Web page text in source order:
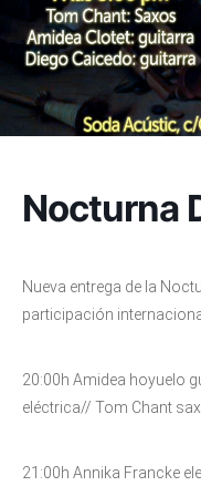
Nocturna
Nueva entrega de la
participación
20:00h Amidea hoyuelo
eléctrica// Tom Chant
21:00h Annika Francke